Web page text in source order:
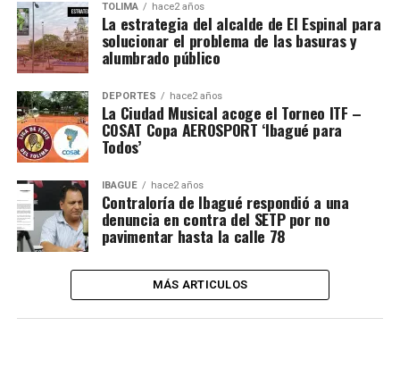
TOLIMA hace2 años
La estrategia del alcalde de El Espinal para
solucionar el problema de las basuras y
alumbrado público
DEPORTES hace2 años
La Ciudad Musical acoge el Torneo ITF –
COSAT Copa AEROSPORT ‘Ibagué para
Todos’
IBAGUÉ hace2 años
Contraloría de Ibagué respondió a una
denuncia en contra del SETP por no
pavimentar hasta la calle 78
MÁS ARTICULOS